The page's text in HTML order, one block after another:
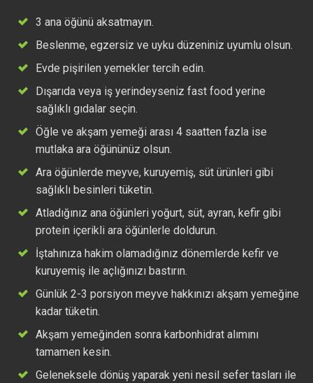
3 ana öğünü aksatmayın.
Beslenme, egzersiz ve uyku düzeniniz uyumlu olsun.
Evde pişirilen yemekler tercih edin.
Dışarıda veya iş yerindeyseniz fast food yerine
sağlıklı gıdalar seçin.
Öğle ve akşam yemeği arası 4 saatten fazla ise
mutlaka ara öğününüz olsun.
Ara öğünlerde meyve, kuruyemiş, süt ürünleri gibi
sağlıklı besinleri tüketin.
Atladığınız ana öğünleri yoğurt, süt, ayran, kefir gibi
protein içerikli ara öğünlerle doldurun.
İştahınıza hakim olamadığınız dönemlerde kefir ve
kuruyemiş ile açlığınızı bastırın.
Günlük 2-3 porsiyon meyve hakkınızı akşam yemeğine
kadar tüketin.
Akşam yemeğinden sonra karbonhidrat alımını
tamamen kesin.
Geleneksele dönüş yaparak yeni nesil sefer tasları ile